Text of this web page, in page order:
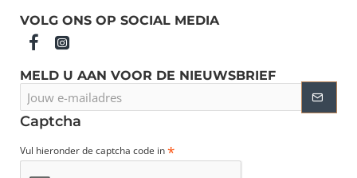
VOLG ONS OP SOCIAL MEDIA
MELD U AAN VOOR DE NIEUWSBRIEF
e-
mailadres
Captcha
Vul hieronder de captcha code in